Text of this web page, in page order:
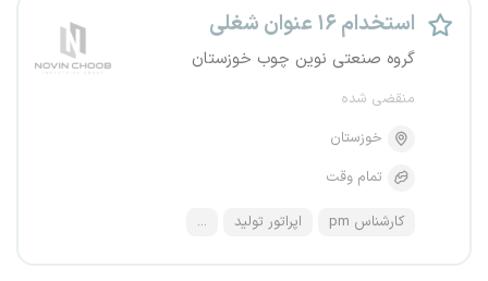
استخدام ۱۶ عنوان شغلی
گروه صنعتی نوین چوب خوزستان
منقضی شده
خوزستان
تمام وقت
کارشناس pm اپراتور تولید ...